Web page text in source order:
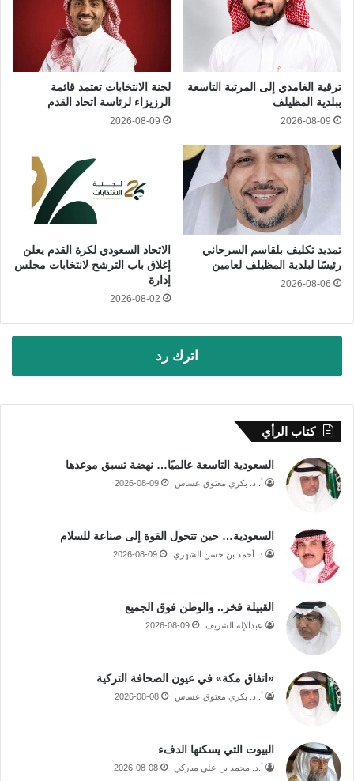
ترقية الغامدي إلى المرتبة التاسعة
ببلدية المظيلف
2026-08-09
لجنة الانتخابات تعتمد قائمة
الرزيزاء لرئاسة اتحاد القدم
2026-08-09
تمديد تكليف بلقاسم السرحاني
رئيسًا لبلدية المظيلف لعامين
2026-08-06
الاتحاد السعودي لكرة القدم يعلن
إغلاق باب الترشح لانتخابات مجلس
إدارة
2026-08-02
اترك رد
كتاب الرأي
السعودية التاسعة عالميًا… نهضة تسبق موعدها
أ. د. بكري معتوق عساس 2026-08-09
السعودية… حين تتحول القوة إلى صناعة للسلام
د. أحمد بن حسن الشهري 2026-08-09
القبيلة فخر.. والوطن فوق الجميع
عبدالإله الشريف 2026-08-09
«اتفاق مكة» في عيون الصحافة التركية
أ. د. بكري معتوق عساس 2026-08-08
البيوت التي يسكنها الدفء
أ.د. محمد بن علي مباركي 2026-08-08